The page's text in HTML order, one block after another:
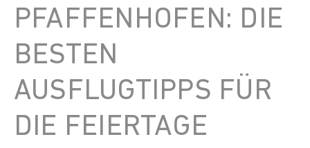
PFAFFENHOFEN: DIE
BESTEN
AUSFLUGTIPPS FÜR
DIE FEIERTAGE